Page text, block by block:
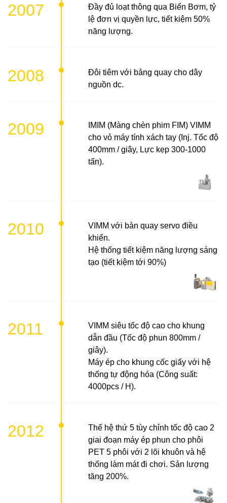
2007
Đầy đủ loạt thông qua Biến Bơm, tỷ
lệ đơn vị quyền lực, tiết kiệm 50%
năng lượng.
2008
Đôi tiêm với bảng quay cho dây
nguồn dc.
2009
IMIM (Màng chèn phim FIM) VIMM
cho vỏ máy tính xách tay (Inj. Tốc độ
400mm / giây, Lực kẹp 300-1000
tấn).
2010
VIMM với bàn quay servo điều
khiển.
Hệ thống tiết kiệm năng lượng sáng
tạo (tiết kiệm tới 90%)
2011
VIMM siêu tốc độ cao cho khung
dẫn đầu (Tốc độ phun 800mm /
giây).
Máy ép cho khung cốc giấy với hệ
thống tự động hóa (Công suất:
4000pcs / H).
2012
Thế hệ thứ 5 tùy chỉnh tốc độ cao 2
giai đoạn máy ép phun cho phôi
PET 5 phôi với 2 lõi khuôn và hệ
thống làm mát đi chơi. Sản lượng
tăng 200%.